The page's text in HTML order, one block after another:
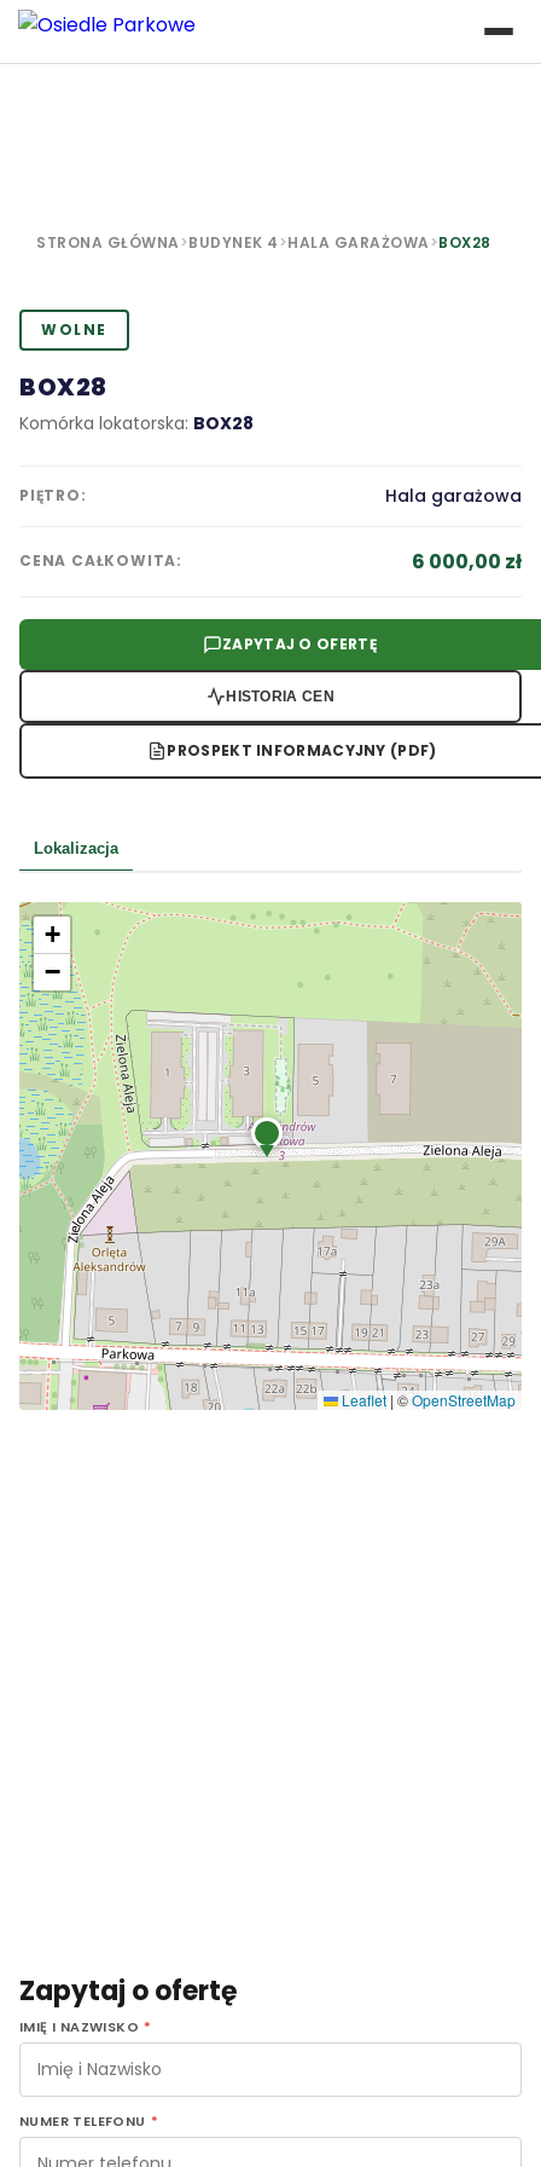
STRONA GŁÓWNA>BUDYNEK 4>HALA GARAŻOWA>BOX28
WOLNE
BOX28
Komórka lokatorska: BOX28
PIĘTRO: Hala garażowa
CENA CAŁKOWITA: 6 000,00 zł
ZAPYTAJ O OFERTĘ
HISTORIA CEN
PROSPEKT INFORMACYJNY (PDF)
Lokalizacja
+
−
Leaflet | ©OpenStreetMap
Zapytaj o ofertę
IMIĘ I NAZWISKO *
NUMER TELEFONU *